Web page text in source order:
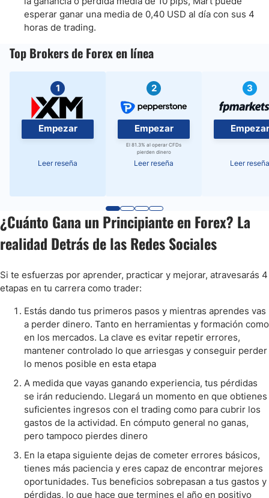
esperar ganar una media de 0,40 USD al día con sus 4
horas de trading.
Top Brokers de Forex en línea
1
Empezar
Leer reseña
2
Empezar
El 81.3% al operar CFDs
pierden dinero
Leer reseña
3
Empezar
Leer reseña
¿Cuánto Gana un Principiante en Forex? La
realidad Detrás de las Redes Sociales
Si te esfuerzas por aprender, practicar y mejorar, atravesarás 4
etapas en tu carrera como trader:
Estás dando tus primeros pasos y mientras aprendes vas
a perder dinero. Tanto en herramientas y formación como
en los mercados. La clave es evitar repetir errores,
mantener controlado lo que arriesgas y conseguir perder
lo menos posible en esta etapa
A medida que vayas ganando experiencia, tus pérdidas
se irán reduciendo. Llegará un momento en que obtienes
suficientes ingresos con el trading como para cubrir los
gastos de la actividad. En cómputo general no ganas,
pero tampoco pierdes dinero
En la etapa siguiente dejas de cometer errores básicos,
tienes más paciencia y eres capaz de encontrar mejores
oportunidades. Tus beneficios sobrepasan a tus gastos y
pérdidas, lo que hace que termines el año en positivo